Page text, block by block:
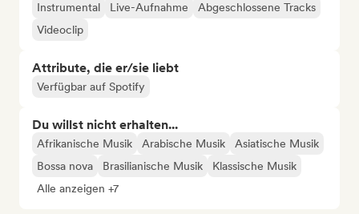
Instrumental
Live-Aufnahme
Abgeschlossene Tracks
Videoclip
Attribute, die er/sie liebt
Verfügbar auf Spotify
Du willst nicht erhalten...
Afrikanische Musik Arabische Musik
Asiatische Musik
Bossa nova
Brasilianische Musik
Klassische Musik
Alle anzeigen +7